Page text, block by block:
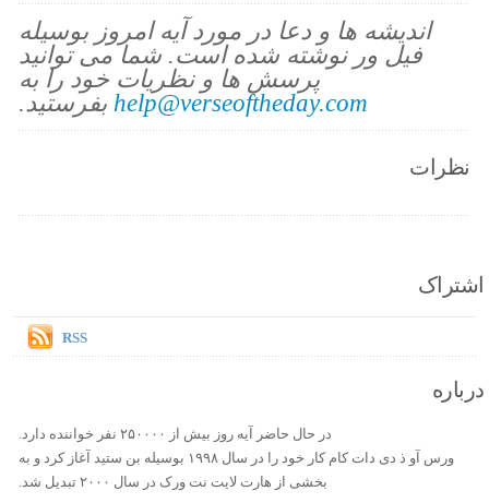
اندیشه ها و دعا در مورد آیه امروز بوسیله
فیل ور نوشته شده است. شما می توانید
پرسش ها و نظریات خود را به
help@verseoftheday.com بفرستید.
نظرات
اشتراک
RSS
درباره
در حال حاضر آیه روز بیش از ۲۵۰۰۰۰ نفر خواننده دارد.
ورس آو ذ دی دات کام کار خود را در سال ۱۹۹۸ بوسیله بن ستید آغاز کرد و به
بخشی از هارت لایت نت ورک در سال ۲۰۰۰ تبدیل شد.